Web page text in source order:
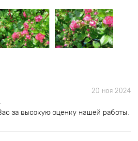
20 ноя 2024
за высокую оценку нашей работы.